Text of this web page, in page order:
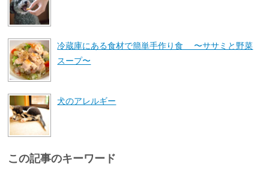
冷蔵庫にある食材で簡単手作り食 〜ササミと野菜
スープ〜
犬のアレルギー
この記事のキーワード